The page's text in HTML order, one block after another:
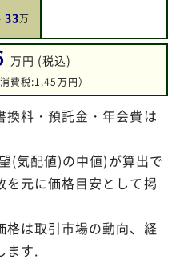
33万
万円 (税込)
費税:1.45万円）
換料・預託金・年会費は
(気配値)の中値)が算出で
を元に価格目安として掲
は取引市場の動向、経
ます.